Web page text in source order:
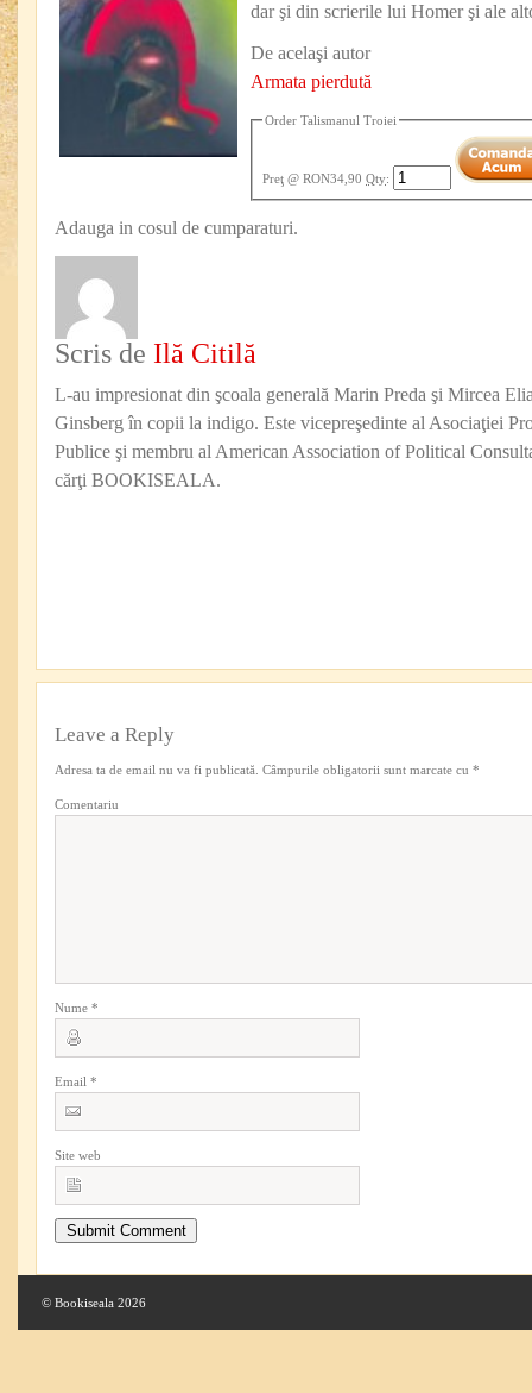
dar şi din scrierile lui Homer şi ale
De acelaşi autor
Armata pierdută
Order Talismanul Troiei
Preţ @ RON34,90 Qty:
Adauga in cosul de cumparaturi.
Scris de Ilă Citilă
L-au impresionat din şcoala generală Marin Preda şi Mircea
Ginsberg în copii la indigo. Este vicepreşedinte al Asociaţiei
Publice şi membru al American Association of Political
cărţi BOOKISEALA.
Leave a Reply
Adresa ta de email nu va fi publicată. Câmpurile obligatorii sunt marcate cu *
Comentariu
Nume *
Email *
Site web
© Bookiseala 2026